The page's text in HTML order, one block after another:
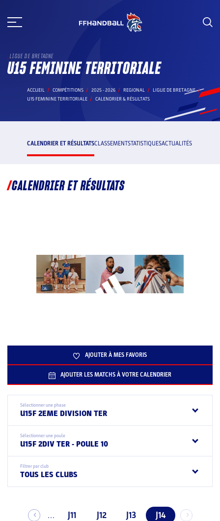
au
LIGUE DE BRETAGNE
U15 FEMININE TERRITORIALE
ACCUEIL COMPÉTITIONS 2025 - 2026 REGIONAL
LIGUE DE BRETAGNE
U15 FEMININE TERRITORIALE
CALENDRIER & RÉSULTATS
CALENDRIER ET RÉSULTATSCLASSEMENTSTATISTIQUESACTUALITÉS
CALENDRIER ET RÉSULTATS
AJOUTER À MES FAVORIS
AJOUTER LES MATCHS À VOTRE CALENDRIER
Sélectionner une phase
U15F 2EME DIVISION TER
Sélectionner une poule
U15F 2DIV TER - POULE 10
Filtrer par club
TOUS LES CLUBS
... J11 J12 J13 J14